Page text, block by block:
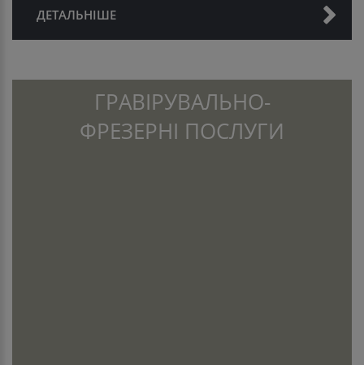
ДЕТАЛЬНІШЕ
ГРАВІРУВАЛЬНО-
ФРЕЗЕРНІ ПОСЛУГИ